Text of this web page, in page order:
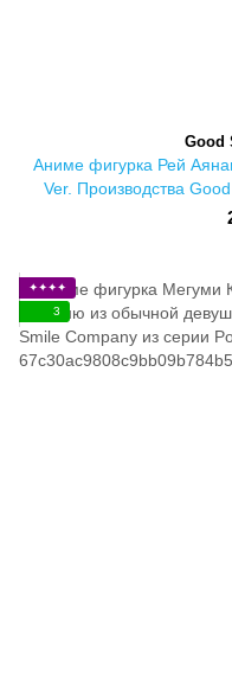
Good
Аниме фигурка Рей
Ver. Производства
✦✦✦✦
3